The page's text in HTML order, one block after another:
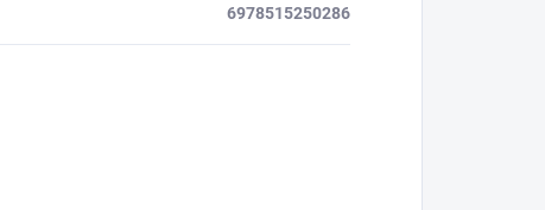
6978515250286